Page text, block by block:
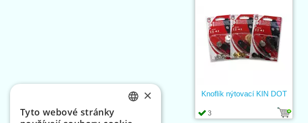
3
Knoflík nýtovací KIN DOT
×
Tyto webové stránky